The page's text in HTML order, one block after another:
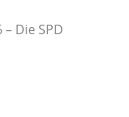
Die SPD